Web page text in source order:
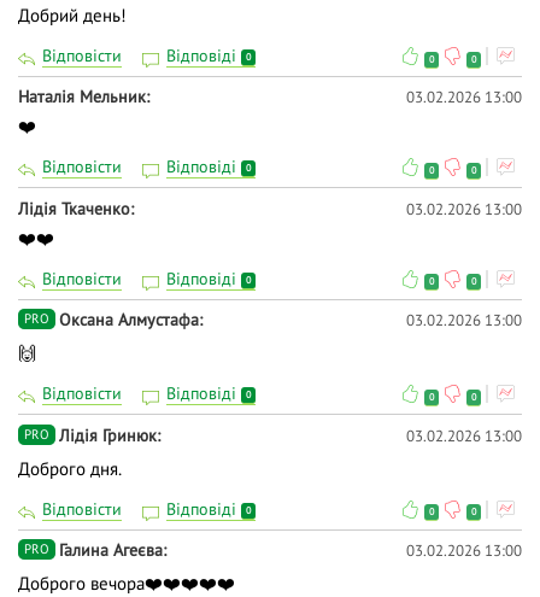
Добрий день!
Відповісти Відповіді 0 0 0
Наталія Мельник 03.02.2026 13:00
❤️
Відповісти Відповіді 0 0 0
Лідія Ткаченко 03.02.2026 13:00
❤️❤️
Відповісти Відповіді 0 0 0
PRO Оксана Алмустафа 03.02.2026 13:00
🙌
Відповісти Відповіді 0 0 0
PRO Лідія Гринюк 03.02.2026 13:00
Доброго дня.
Відповісти Відповіді 0 0 0
PRO Галина Агеєва 03.02.2026 13:00
Доброго вечора❤️❤️❤️❤️❤️